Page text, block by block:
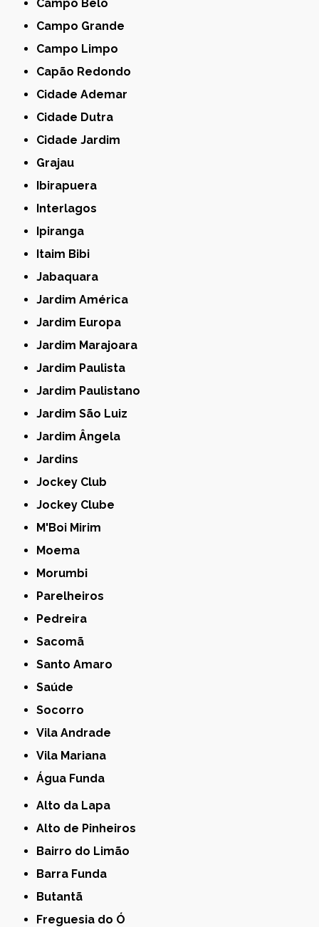
Campo Belo
Campo Grande
Campo Limpo
Capão Redondo
Cidade Ademar
Cidade Dutra
Cidade Jardim
Grajau
Ibirapuera
Interlagos
Ipiranga
Itaim Bibi
Jabaquara
Jardim América
Jardim Europa
Jardim Marajoara
Jardim Paulista
Jardim Paulistano
Jardim São Luiz
Jardim Ângela
Jardins
Jockey Club
Jockey Clube
M'Boi Mirim
Moema
Morumbi
Parelheiros
Pedreira
Sacomã
Santo Amaro
Saúde
Socorro
Vila Andrade
Vila Mariana
Água Funda
Alto da Lapa
Alto de Pinheiros
Bairro do Limão
Barra Funda
Butantã
Freguesia do Ó